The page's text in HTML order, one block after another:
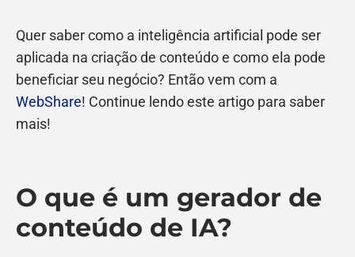
Quer saber como a inteligência artificial pode ser
aplicada na criação de conteúdo e como ela pode
beneficiar seu negócio? Então vem com a
WebShare! Continue lendo este artigo para saber
mais!
O que é um gerador de
conteúdo de IA?